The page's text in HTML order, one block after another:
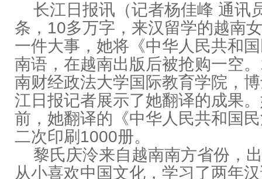
长江日报讯（记者杨佳峰 通讯
条，10多万字，来汉留学的越南
一件大事，她将《中华人民共和
南语，在越南出版后被抢购一空
南财经政法大学国际教育学院，
江日报记者展示了她翻译的成果
前，她翻译的《中华人民共和国
二次印刷1000册。
黎氏庆泠来自越南南方省份，
从小喜欢中国文化，学习了两年